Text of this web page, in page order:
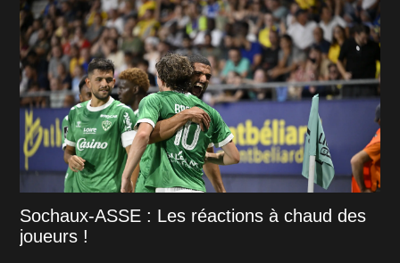
Sochaux-ASSE : Les réactions à chaud des
joueurs !